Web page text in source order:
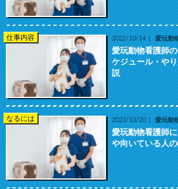
仕事内容 2022/10/14 愛玩動
愛玩動物看護師
ケジュール・や
説
なるには 2022/10/20 愛玩動
愛玩動物看護師
や向いている人